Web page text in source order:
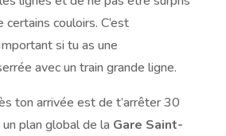
couloirs. C’est
si tu as une
avec un train grande ligne.
ton arrivée est de t’arrêter 30
plan global de la Gare Saint-